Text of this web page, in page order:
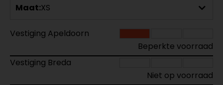
Maat:XS
Vestiging Apeldoorn
Beperkte voorraad
Vestiging Breda
Niet op voorraad